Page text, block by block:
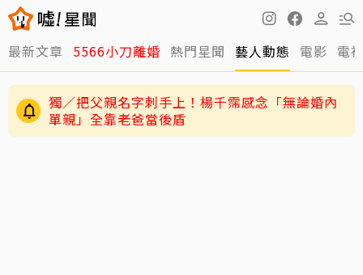
最新文章 5566小刀離婚 熱門星聞 藝人動態 電影 電
獨／把父親名字刺手上！楊千霈感念「無論婚內
單親」全靠老爸當後盾